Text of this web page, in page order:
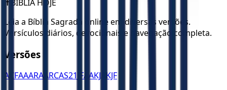
✝️ BÍBLIA HOJE
Leia a Bíblia Sagrada online em diversas versões.
Versículos diários, devocionais e navegação completa.
Versões
ACFAAARA ARCAS21 JFAAKJA KJF